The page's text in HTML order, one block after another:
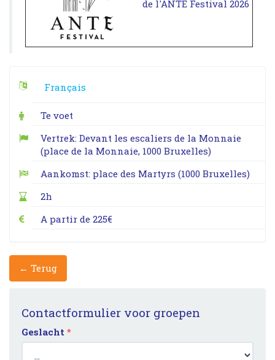
de l'ANTE Festival 2026
Français
Te voet
Vertrek: Devant les escaliers de la Monnaie
(place de la Monnaie, 1000 Bruxelles)
Aankomst: place des Martyrs (1000 Bruxelles)
2h
A partir de 225€
← Terug
Contactformulier voor groepen
Geslacht *